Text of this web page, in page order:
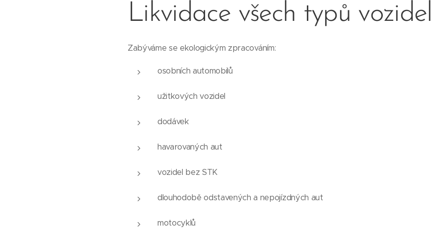
Likvidace všech typů vozidel
Zabýváme se ekologickým zpracováním:
osobních automobilů
užitkových vozidel
dodávek
havarovaných aut
vozidel bez STK
dlouhodobě odstavených a nepojízdných aut
motocyklů